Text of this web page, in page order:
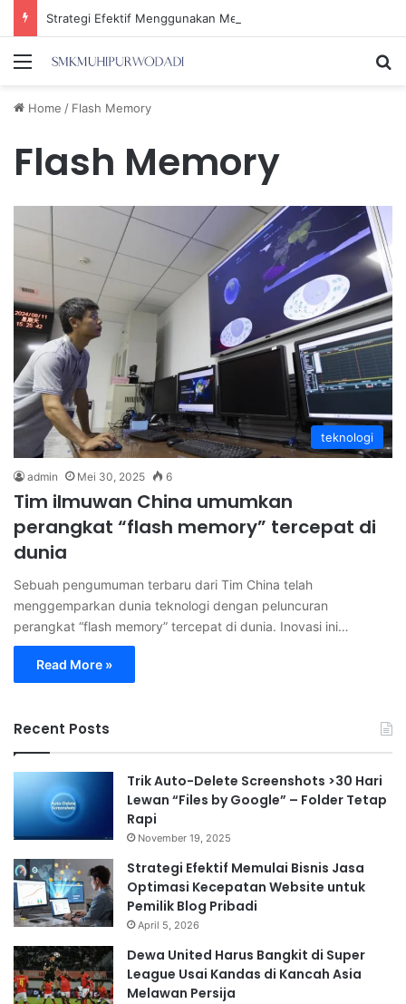
Menu
Home / Flash Memory
Flash Memory
teknologi
admin Mei 30, 2025 6
Tim ilmuwan China umumkan
perangkat “flash memory” tercepat di
dunia
Sebuah pengumuman terbaru dari Tim China telah
menggemparkan dunia teknologi dengan peluncuran
perangkat “flash memory” tercepat di dunia. Inovasi ini…
Read More »
Recent Posts
Trik Auto-Delete Screenshots >30 Hari
Lewan “Files by Google” – Folder Tetap
Rapi
November 19, 2025
Strategi Efektif Memulai Bisnis Jasa
Optimasi Kecepatan Website untuk
Pemilik Blog Pribadi
April 5, 2026
Dewa United Harus Bangkit di Super
League Usai Kandas di Kancah Asia
Melawan Persija